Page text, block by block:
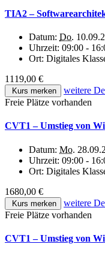
TIA2 –
Datum: Do.
Uhrzeit: 09:00 -
Ort: Digitales
1119,00 €
Kurs merken
weitere
Freie Plätze vorhanden
CVT1 – Umstieg von
Datum: Mo.
Uhrzeit: 09:00 -
Ort: Digitales
1680,00 €
Kurs merken
weitere
Freie Plätze vorhanden
CVT1 – Umstieg von